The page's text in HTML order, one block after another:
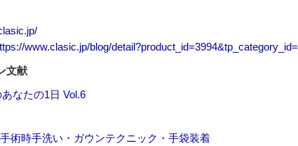
www.clasic.jp/blog/detail?product_id=3994&tp_category_id=
文献
なたの1日 Vol.6
術時手洗い・ガウンテクニック・手袋装着